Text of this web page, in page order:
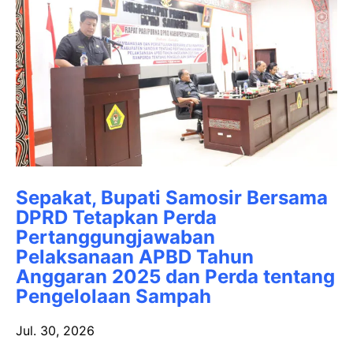
Sepakat, Bupati Samosir Bersama
DPRD Tetapkan Perda
Pertanggungjawaban
Pelaksanaan APBD Tahun
Anggaran 2025 dan Perda tentang
Pengelolaan Sampah
Jul. 30, 2026